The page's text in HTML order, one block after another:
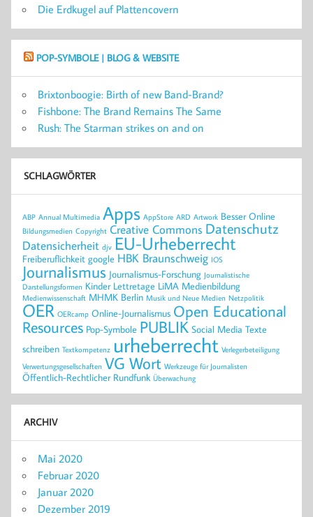
Die Erdkugel auf Plattencovern
POP-SYMBOLE | BLOG & WEBSITE
Brixtonboogie: Birth of new Band-Brand?
Fishbone: The Brand Remains The Same
Rush: The Starman strikes on and on
SCHLAGWÖRTER
ABP Annual Multimedia Apps AppStore ARD Artwork Besser Online
Bildungsmedien Copyright Creative Commons Datenschutz
Datensicherheit djv EU-Urheberrecht
Freiberuflichkeit google HBK Braunschweig IOS
Journalismus Journalismus-Forschung Journalistische
Darstellungsformen Kinder Lettretage LiMA Medienbildung
Medienwissenschaft MHMK Berlin Musik und Neue Medien Netzpolitik
OER OERcamp Online-Journalismus Open Educational
Resources Pop-Symbole PUBLIK Social Media Texte
schreiben Textkompetenz urheberrecht Verlegerbeteiligung
Verwertungsgesellschaften VG Wort Werkzeuge für Journalisten
Öffentlich-Rechtlicher Rundfunk Überwachung
ARCHIV
Mai 2020
Februar 2020
Januar 2020
Dezember 2019